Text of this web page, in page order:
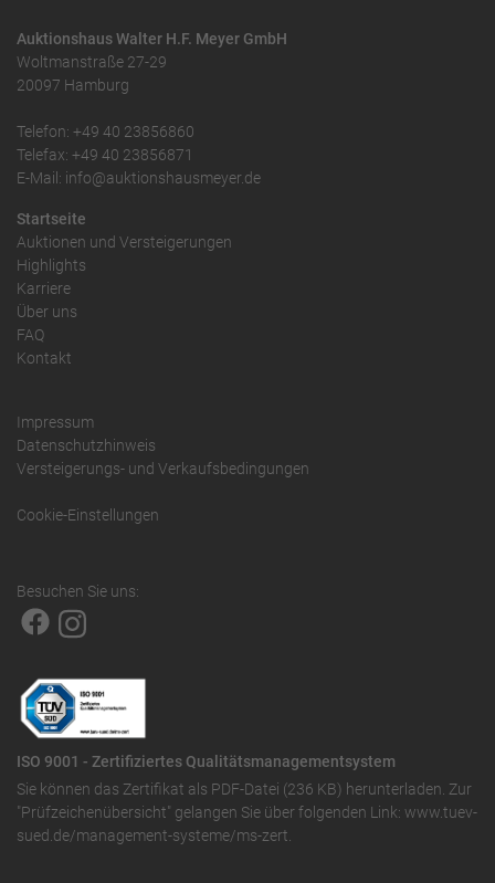
Auktionshaus Walter H.F. Meyer GmbH
Woltmanstraße 27-29
20097 Hamburg
Telefon: +49 40 23856860
Telefax: +49 40 23856871
E-Mail: info@auktionshausmeyer.de
Startseite
Auktionen und Versteigerungen
Highlights
Karriere
Über uns
FAQ
Kontakt
Impressum
Datenschutzhinweis
Versteigerungs- und Verkaufsbedingungen
Cookie-Einstellungen
Besuchen Sie uns:
ISO 9001 - Zertifiziertes Qualitätsmanagementsystem
Sie können das Zertifikat als PDF-Datei (236 KB) herunterladen. Zur
"Prüfzeichenübersicht" gelangen Sie über folgenden Link: www.tuev-
sued.de/management-systeme/ms-zert